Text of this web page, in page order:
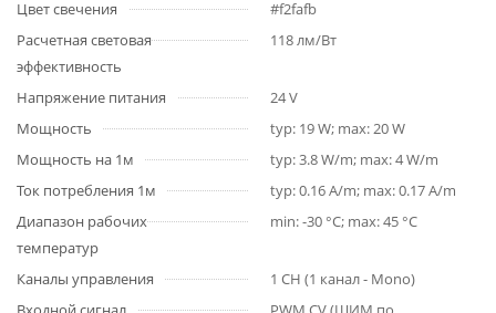
Цвет свечения
#f2fafb
Расчетная световая
эффективность
118 лм/Вт
Напряжение питания
24 V
Мощность
typ: 19 W; max: 20 W
Мощность на 1м
typ: 3.8 W/m; max: 4 W/m
Ток потребления 1м
typ: 0.16 A/m; max: 0.17 A/m
Диапазон рабочих
температур
min: -30 °C; max: 45 °C
Каналы управления
1 CH (1 канал - Mono)